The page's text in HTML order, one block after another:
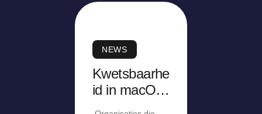
NEWS
Kwetsbaarhe
id in macOS